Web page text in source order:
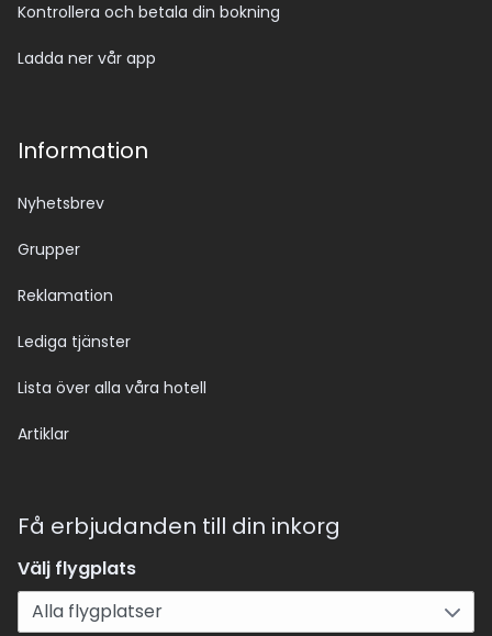
Kontrollera och betala din bokning
Ladda ner vår app
Information
Nyhetsbrev
Grupper
Reklamation
Lediga tjänster
Lista över alla våra hotell
Artiklar
Få erbjudanden till din inkorg
Välj flygplats